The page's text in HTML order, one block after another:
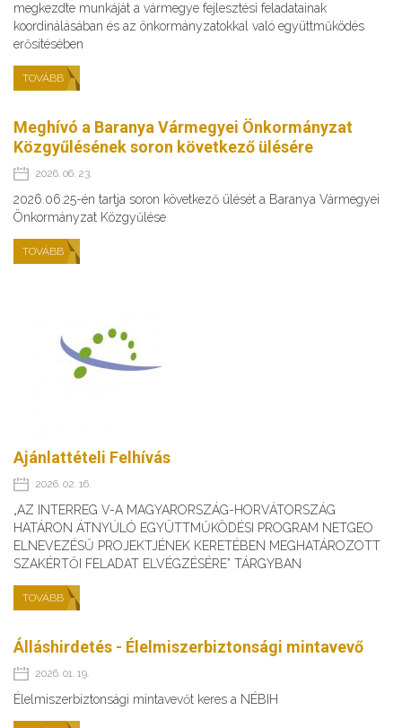
megkezdte munkáját a vármegye fejlesztési feladatainak
koordinálásában és az önkormányzatokkal való együttműködés
erősítésében
TOVÁBB
Meghívó a Baranya Vármegyei Önkormányzat
Közgyűlésének soron következő ülésére
2026. 06. 23.
2026.06.25-én tartja soron következő ülését a Baranya Vármegyei
Önkormányzat Közgyűlése
TOVÁBB
Ajánlattételi Felhívás
2026. 02. 16.
„AZ INTERREG V-A MAGYARORSZÁG-HORVÁTORSZÁG
HATÁRON ÁTNYÚLÓ EGYÜTTMŰKÖDÉSI PROGRAM NETGEO
ELNEVEZÉSŰ PROJEKTJÉNEK KERETÉBEN MEGHATÁROZOTT
SZAKÉRTŐI FELADAT ELVÉGZÉSÉRE” TÁRGYBAN
TOVÁBB
Álláshirdetés - Élelmiszerbiztonsági mintavevő
2026. 01. 19.
Élelmiszerbiztonsági mintavevőt keres a NÉBIH